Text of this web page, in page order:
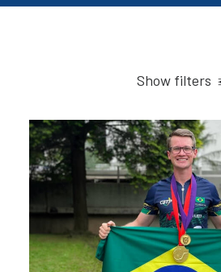
Show filters